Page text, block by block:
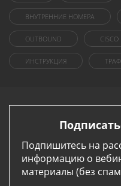
ВНУТРЕННИЕ НОМЕРА
OUTBOUND CISCO
ИНСТРУКЦИЯ
Подпишитесь на
информацию о
материалы (без